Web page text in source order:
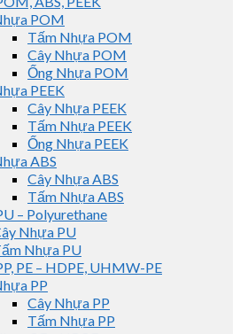
POM
Tấm Nhựa POM
Cây Nhựa POM
Ống Nhựa POM
PEEK
Cây Nhựa PEEK
Tấm Nhựa PEEK
Ống Nhựa PEEK
ABS
Cây Nhựa ABS
Tấm Nhựa ABS
– Polyurethane
Nhựa PU
Nhựa PU
PE – HDPE, UHMW-PE
PP
Cây Nhựa PP
Tấm Nhựa PP